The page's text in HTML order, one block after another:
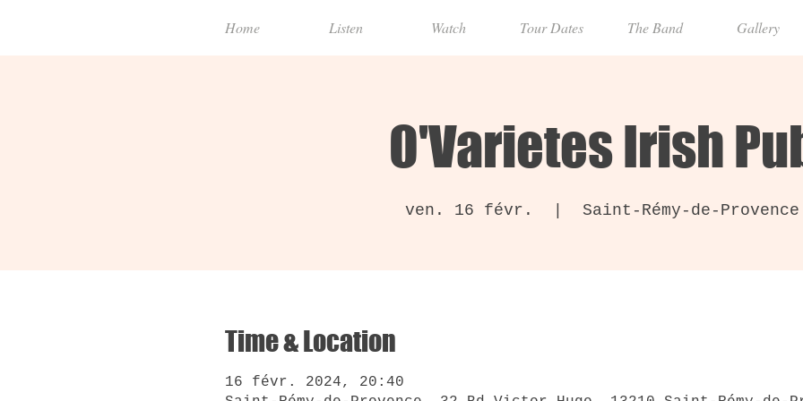
Home Listen Watch Tour Dates The Band Gallery
O'Varietes Irish
ven. 16 févr. Saint-Rémy-de-Provence
Time & Location
16 févr. 2024, 20:40